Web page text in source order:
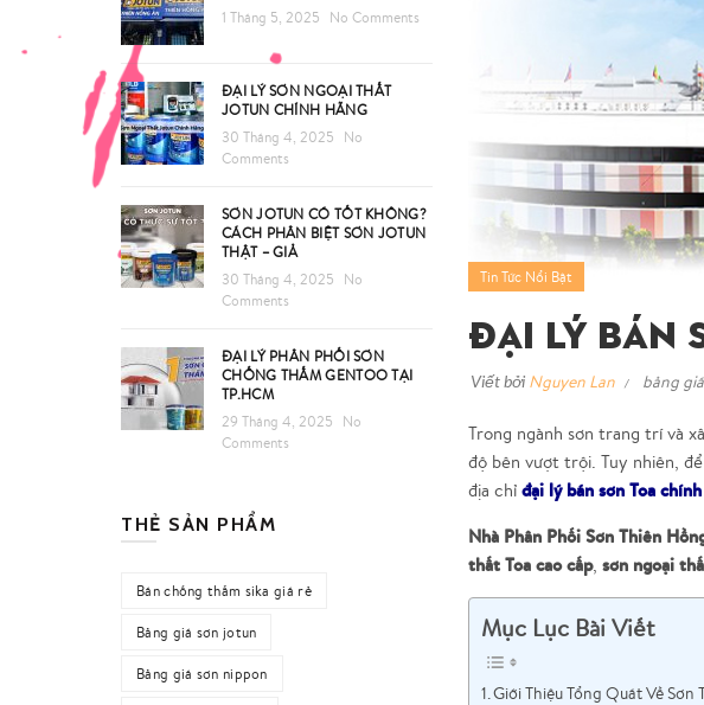
Tin Tức Nổi Bật
Đại Lý Bán
Viết bởi Nguyen Lan bảng
Trong ngành sơn trang trí và
độ bên vượt trội. Tuy nhiên,
địa chỉ đại lý bán sơn Toa
Nhà Phân Phối Sơn Thiên
thất Toa cao cấp, sơn ngoại
Mục Lục Bài Viết
Giới Thiệu Tổng Quát Về Sơn
1 Tháng 5, 2025
No Comments
ĐẠI LÝ SƠN NGOẠI THẤT
JOTUN CHÍNH HÃNG
30 Tháng 4, 2025
No
Comments
SƠN JOTUN CÓ TỐT KHÔNG?
CÁCH PHÂN BIỆT SƠN JOTUN
THẬT – GIẢ
30 Tháng 4, 2025
No
Comments
ĐẠI LÝ PHÂN PHỐI SƠN
CHỐNG THẤM GENTOO TẠI
TP.HCM
29 Tháng 4, 2025
No
Comments
THẺ SẢN PHẨM
Bán chống thấm sika giá rẻ
Bảng giá sơn jotun
Bảng giá sơn nippon